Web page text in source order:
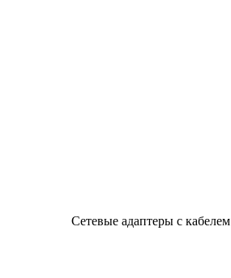
Сетевые адаптеры с кабелем